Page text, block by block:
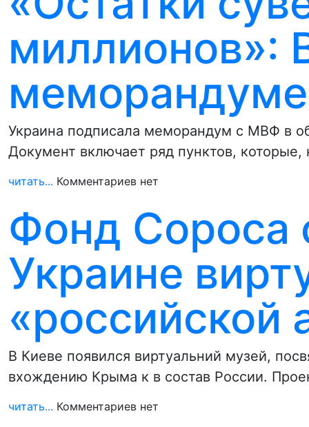
миллионов»:
Украина подписала меморандум с МВФ в
Документ включает ряд пунктов, которые,
читать... Комментариев нет
Фонд Сороса
Украине
«российской
В Киеве появился виртуальний музей,
вхождению Крыма к в состав России.
читать... Комментариев нет